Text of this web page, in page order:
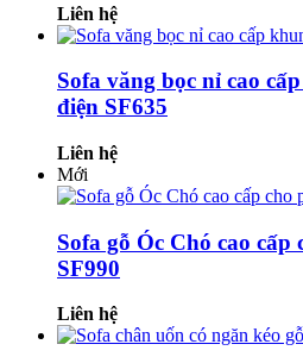
Liên hệ
Sofa văng bọc nỉ cao
điện SF635
Liên hệ
Mới
Sofa gỗ Óc Chó cao cấp
SF990
Liên hệ